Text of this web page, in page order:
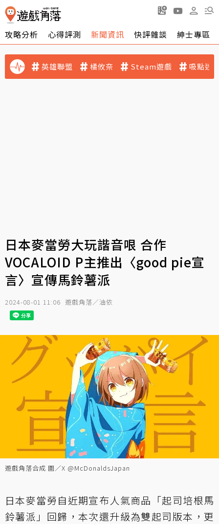
攻略分析 心得評測 新聞資訊 快評雜談 紳士專區
英雄聯盟 橘攸奈 Steam遊戲 吸點迷
日本麥當勞大玩諧音哏 合作
VOCALOID P主推出〈good pie宣
言〉宣傳馬鈴薯派
2024-08-01 11:06 遊戲角落／油依
遊戲角落合成 圖／X @McDonaldsJapan
日本麥當勞自近期宣布人氣商品「起司培根馬
鈴薯派」回歸，本次還升級為雙起司版本，更